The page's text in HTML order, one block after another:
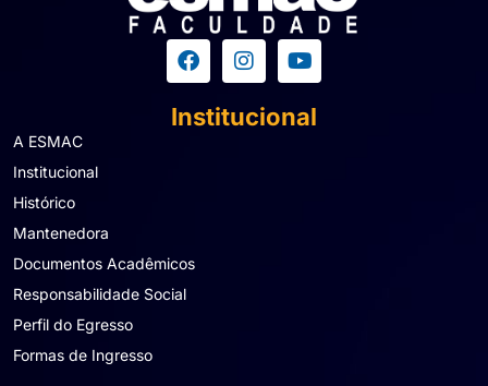
Institucional
A ESMAC
Institucional
Histórico
Mantenedora
Documentos Acadêmicos
Responsabilidade Social
Perfil do Egresso
Formas de Ingresso